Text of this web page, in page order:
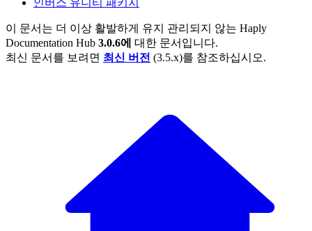
인버스 유니티 패키지
이 문서는 더 이상 활발하게 유지 관리되지 않는 Haply
Documentation Hub 3.0.6에 대한 문서입니다.
최신 문서를 보려면 최신 버전 (3.5.x)를 참조하십시오.